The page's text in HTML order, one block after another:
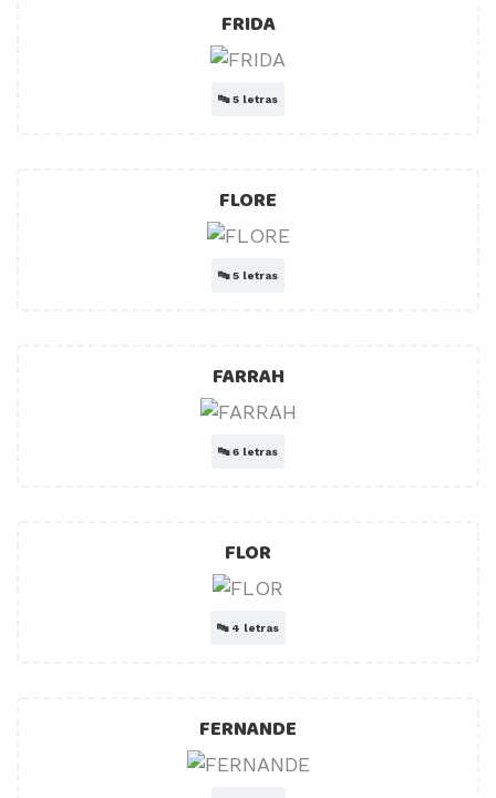
FRIDA
🔤5 letras
FLORE
🔤5 letras
FARRAH
🔤6 letras
FLOR
🔤 4 letras
FERNANDE